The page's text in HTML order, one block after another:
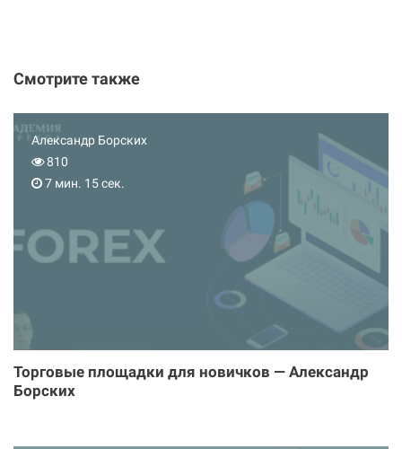
Смотрите также
Александр Борских
810
7 мин. 15 сек.
Торговые площадки для новичков — Александр
Борских